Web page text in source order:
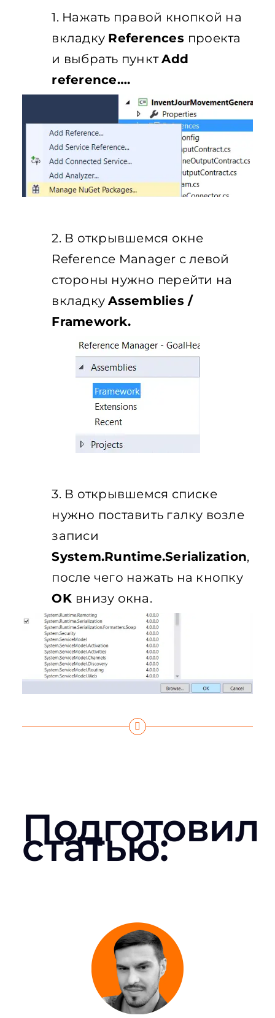
1. Нажать правой кнопкой на
вкладку References проекта
и выбрать пунктAdd
reference….
2. В открывшемся окне
Reference Manager с левой
стороны нужно перейти на
вкладкуAssemblies /
Framework.
3. В открывшемся списке
нужно поставить галку возле
записи
System.Runtime.Serialization,
после чего нажать на кнопку
OK внизу окна.
Подготовил
статью: